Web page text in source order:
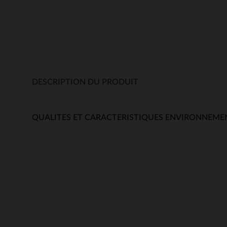
DESCRIPTION DU PRODUIT
QUALITES ET CARACTERISTIQUES